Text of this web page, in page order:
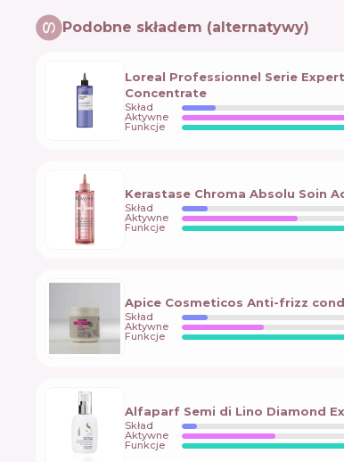
Podobne składem (alternatywy)
Loreal Professionnel Serie
Concentrate
Skład
Aktywne
Funkcje
Kerastase Chroma Absolu Soin
Skład
Aktywne
Funkcje
Apice Cosmeticos Аnti-frizz
Skład
Aktywne
Funkcje
Alfaparf Semi di Lino Diamond
Skład
Aktywne
Funkcje